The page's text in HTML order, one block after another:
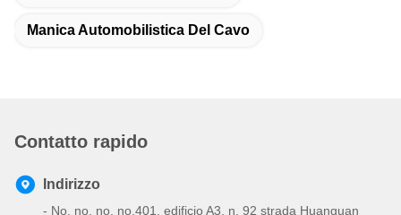
Manica Automobilistica Del Cavo
Contatto rapido
Indirizzo
- No, no, no, no.401, edificio A3, n. 92 strada Huanguan